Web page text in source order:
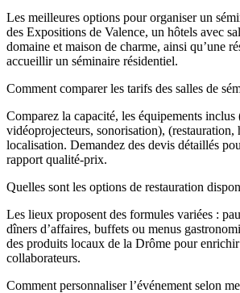
Les meilleures options pour organiser un
des Expositions de Valence, un hôtels avec
domaine et maison de charme, ainsi qu’une
accueillir un séminaire résidentiel.
Comment comparer les tarifs des salles de
Comparez la capacité, les équipements
vidéoprojecteurs, sonorisation), (restauration,
localisation. Demandez des devis détaillés
rapport qualité-prix.
Quelles sont les options de restauration
Les lieux proposent des formules variées :
dîners d’affaires, buffets ou menus
des produits locaux de la Drôme pour
collaborateurs.
Comment personnaliser l’événement selon